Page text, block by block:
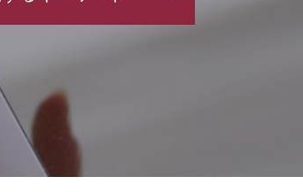
申告 違い
方
除